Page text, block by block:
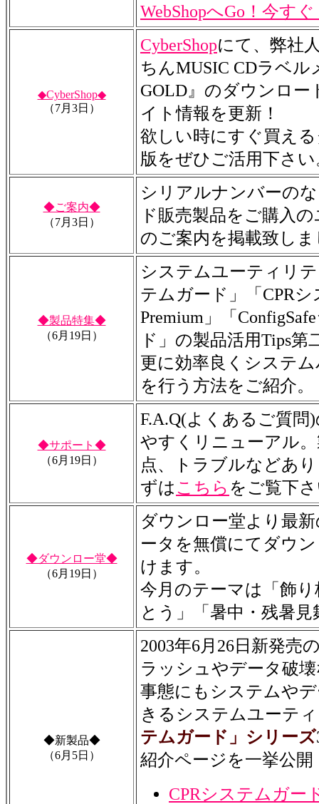
WebShopへGo！今す
◆CyberShop◆
（7月3日）
CyberShopにて、弊社
ちんMUSIC CDラベル
GOLD』のダウンロー
イト情報を更新！
欲しい時にすぐ買え
版をぜひご活用下さい
◆ご案内◆
（7月3日）
シリアルナンバーの
ド販売製品をご購入
のご案内を掲載致し
◆製品特集◆
（6月19日）
システムユーティリ
テムガード」「CPR
Premium」「
ド」の製品活用Tips第
更に効率良くシステ
を行う方法をご紹介。
◆サポート◆
（6月19日）
F.A.Q(よくあるご質問
やすくリニューアル
点、トラブルなどあ
ずはこちら をご覧下
◆ダウンロー堂◆
（6月19日）
ダウンロー堂より最
ータを無償にてダウ
けます。
今月のテーマは「飾
とう」「暑中・残暑
◆新製品◆
（6月5日）
2003年6月26日新発売
ラッシュやデータ破
事態にもシステムや
きるシステムユーテ
テムガード」シリーズ
紹介ページを一挙公開
CPRシステムガー